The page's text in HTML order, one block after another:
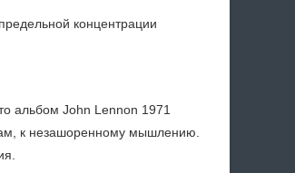
концентрации
альбом John Lennon 1971
к незашоренному мышлению.